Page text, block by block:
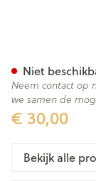
€ 30,00
Niet
Neem contact op
we samen de
Bekijk alle